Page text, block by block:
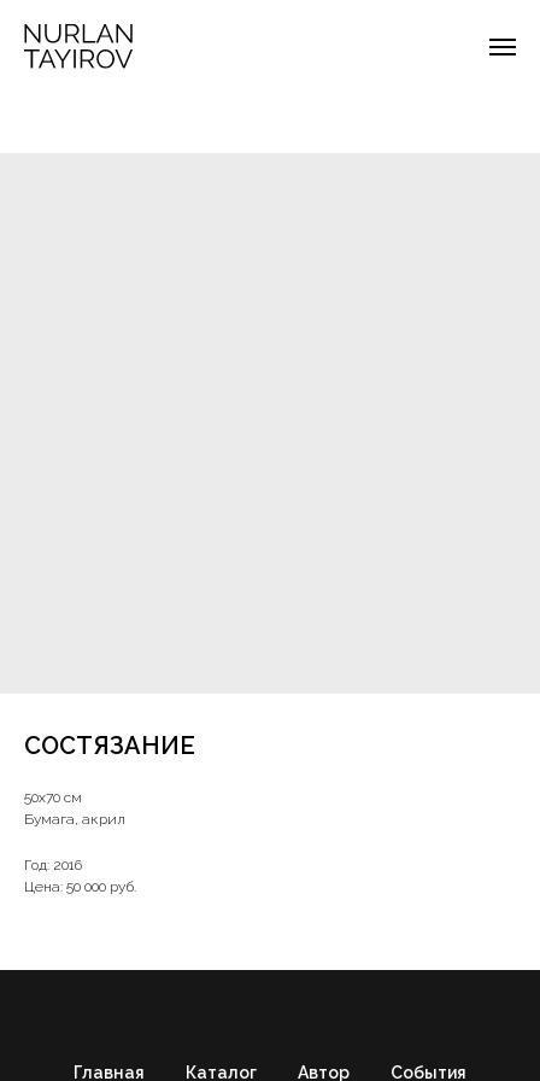
СОСТЯЗАНИЕ
50х70 см
Бумага, акрил
Год: 2016
Цена: 50 000 руб.
Главная Каталог Автор События